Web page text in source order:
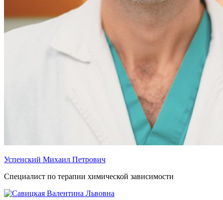
Успенский Михаил Петрович
Специалист по терапии химической зависимости